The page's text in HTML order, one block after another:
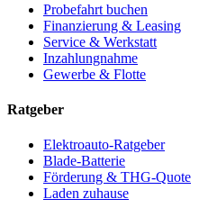
Probefahrt buchen
Finanzierung & Leasing
Service & Werkstatt
Inzahlungnahme
Gewerbe & Flotte
Ratgeber
Elektroauto-Ratgeber
Blade-Batterie
Förderung & THG-Quote
Laden zuhause